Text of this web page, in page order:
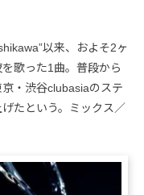
以来、およそ2ヶ
歌った1曲。普段から
・渋谷clubasiaのステ
たという。ミックス／